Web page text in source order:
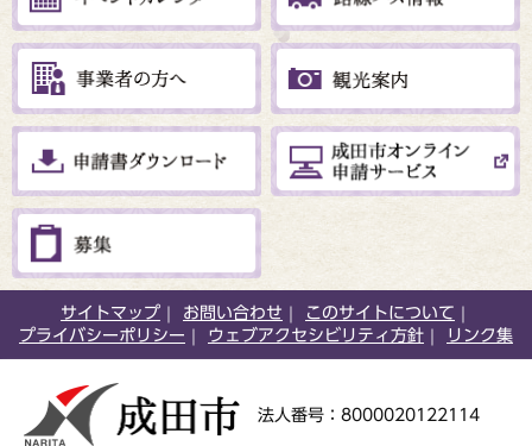
サイトマップ お問い合わせ
このサイトについて
プライバシーポリシー
ウェブアクセシビリティ方針 リンク集
法人番号：8000020122114